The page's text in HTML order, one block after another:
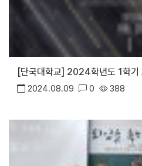
[단국대학교] 2024학년도 1학기
2024.08.09 0 388